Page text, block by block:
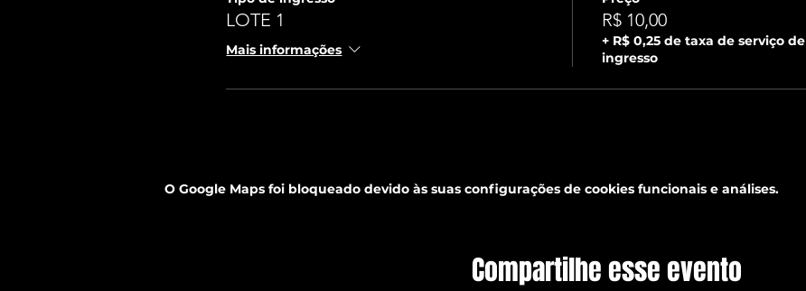
LOTE 1
Mais informações
R$ 10,00
+ R$ 0,25 de taxa de serviço de
ingresso
O Google Maps foi bloqueado devido às suas configurações de cookies funcionais e análises.
Compartilhe esse evento